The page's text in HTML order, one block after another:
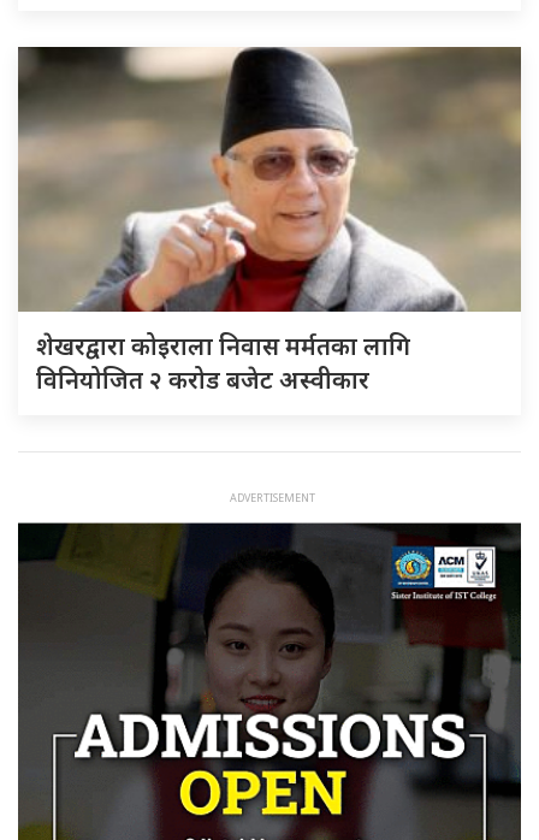
शेखरद्वारा कोइराला निवास मर्मतका लागि
विनियोजित २ करोड बजेट अस्वीकार